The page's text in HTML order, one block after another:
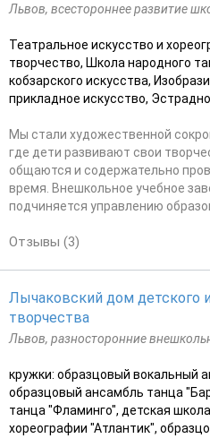
Львов, всестороннее развитие
Театральное искусство и
творчество, Школа народного
кобзарского искусства,
прикладное искусство,
Мы стали художественной
где дети развивают свои
общаются и содержательно
время. Внешкольное учебное
подчиняется управлению
Отзывы (3)
Лычаковский дом детского
творчества
Львов, разносторонние
кружки: образцовый вокальный
образцовый ансамбль танца
танца "Фламинго", детская
хореографии "Атлантик",